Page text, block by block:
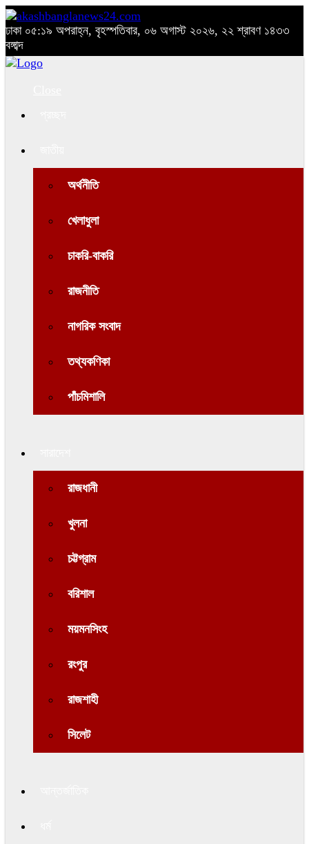
ঢাকা ০৫:১৯ অপরাহ্ন, বৃহস্পতিবার, ০৬ অগাস্ট ২০২৬, ২২ শ্রাবণ ১৪৩৩
বঙ্গাব্দ
অর্থনীতি
খেলাধুলা
চাকরি-বাকরি
রাজনীতি
নাগরিক সংবাদ
তথ্যকণিকা
পাঁচমিশালি
রাজধানী
খুলনা
চট্টগ্রাম
বরিশাল
ময়মনসিংহ
রংপুর
রাজশাহী
সিলেট